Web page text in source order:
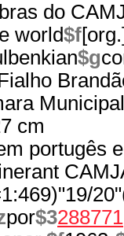
do
world$f
$g
cm
portugês
por$3288771